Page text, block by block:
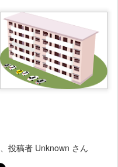
、投稿者 Unknown さん